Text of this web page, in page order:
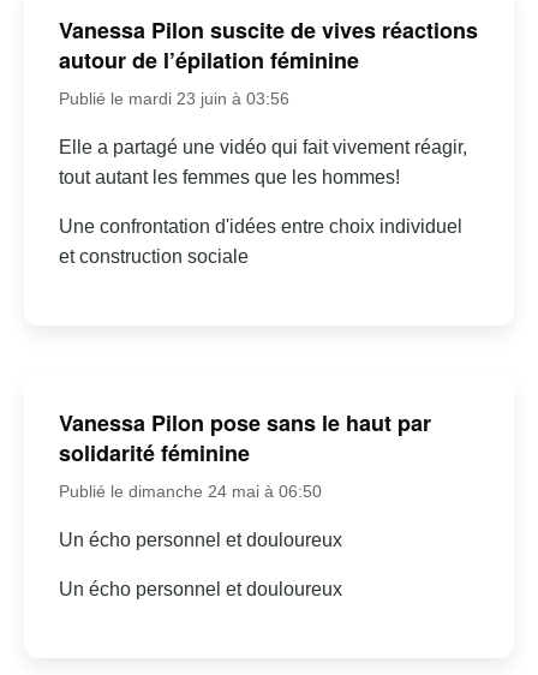
Vanessa Pilon suscite de vives réactions
autour de l’épilation féminine
Publié le mardi 23 juin à 03:56
Elle a partagé une vidéo qui fait vivement réagir,
tout autant les femmes que les hommes!
Une confrontation d'idées entre choix individuel
et construction sociale
Vanessa Pilon pose sans le haut par
solidarité féminine
Publié le dimanche 24 mai à 06:50
Un écho personnel et douloureux
Un écho personnel et douloureux